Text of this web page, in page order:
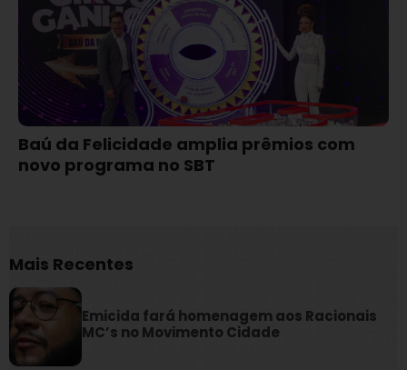
Baú da Felicidade amplia prêmios com
novo programa no SBT
Mais Recentes
Emicida fará homenagem aos Racionais
MC’s no Movimento Cidade